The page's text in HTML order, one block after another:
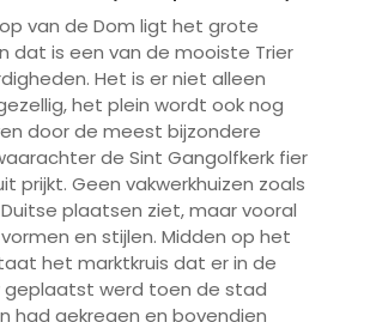
van de Dom ligt het grote
dat is een van de mooiste Trier
Het is er niet alleen
het plein wordt ook nog
door de meest bijzondere
de Sint Gangolfkerk fier
prijkt. Geen vakwerkhuizen zoals
plaatsen ziet, maar vooral
en stijlen. Midden op het
het marktkruis dat er in de
geplaatst werd toen de stad
had gekregen en bovendien